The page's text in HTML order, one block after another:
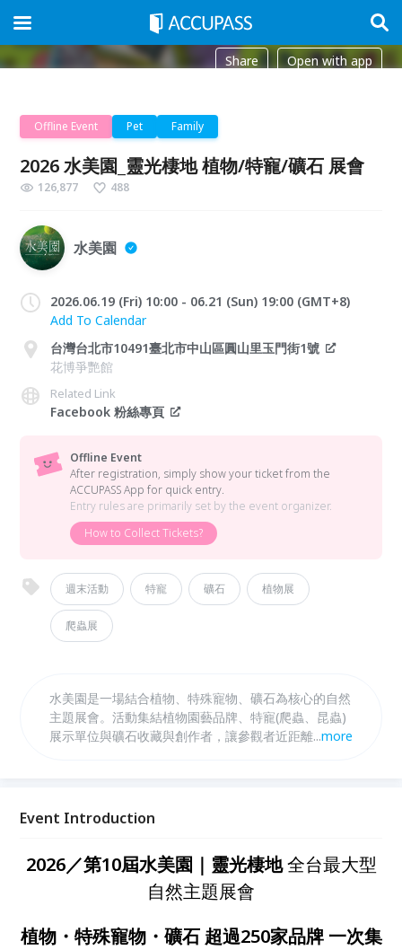
Share Open with app
Offline Event Pet Family
2026 水美園_靈光棲地 植物/特寵/礦石 展會
126,877 488
水美園
2026.06.19 (Fri) 10:00 - 06.21 (Sun) 19:00 (GMT+8)
Add To Calendar
台灣台北市10491臺北市中山區圓山里玉門街1號
花博爭艷館
Related Link
Facebook 粉絲專頁
Offline Event
After registration, simply show your ticket from the
ACCUPASS App for quick entry.
Entry rules are primarily set by the event organizer.
How to Collect Tickets?
週末活動 特寵 礦石 植物展
爬蟲展
水美園是一場結合植物、特殊寵物、礦石為核心的自然
主題展會。活動集結植物園藝品牌、特寵(爬蟲、昆蟲)
展示單位與礦石收藏與創作者，讓參觀者近距離感受生
飲休閒，讓人在輕鬆流動的空間中，與自然重新建立連
...more
Event Introduction
2026／第10屆水美園｜靈光棲地全台最大型
自然主題展會
植物・ 特殊寵物・ 礦石 超過250家品牌 一次集